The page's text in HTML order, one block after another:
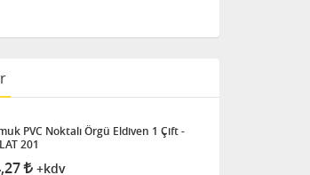
PVC Noktalı Örgü Eldiven 1 Çift -
201
+kdv